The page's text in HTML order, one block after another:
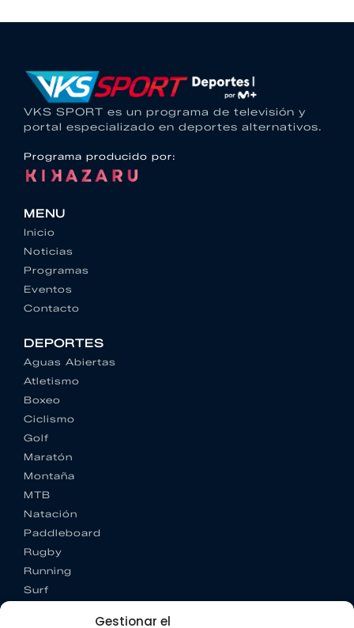
Gestionar el
VKS SPORT es un programa de televisión y
portal especializado en deportes alternativos.
Programa producido por:
MENU
Inicio
Noticias
Programas
Eventos
Contacto
DEPORTES
Aguas Abiertas
Atletismo
Boxeo
Ciclismo
Golf
Maratón
Montaña
MTB
Natación
Paddleboard
Rugby
Running
Surf